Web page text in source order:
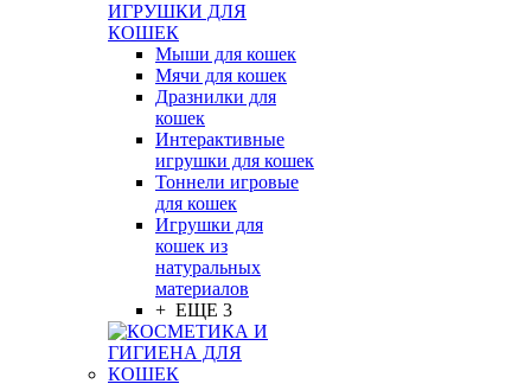
ИГРУШКИ ДЛЯ
КОШЕК
Мыши для кошек
Мячи для кошек
Дразнилки для
кошек
Интерактивные
игрушки для кошек
Тоннели игровые
для кошек
Игрушки для
кошек из
натуральных
материалов
+ ЕЩЕ 3